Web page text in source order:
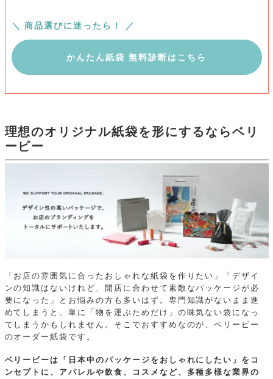
＼ 商品選びに迷ったら！ ／
かんたん紙袋 無料診断はこちら
理想のオリジナル紙袋を形にするならベリ
ービー
「お店の雰囲気に合ったおしゃれな紙袋を作りたい」「デザイ
ンの知識はないけれど、開店に合わせて素敵なパッケージが必
要になった」とお悩みの方も多いはず。専門知識がないまま進
めてしまうと、単に「物を運ぶためだけ」の味気ない袋になっ
てしまうかもしれません。そこでおすすめなのが、ベリービー
のオーダー紙袋です。
ベリービーは「日本中のパッケージをおしゃれにしたい」をコ
ンセプトに、アパレルや飲食、コスメなど、多種多様な業界の